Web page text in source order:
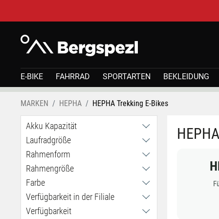
E-BIKE FAHRRAD SPORTARTEN BEKLEIDUNG
MARKEN HEPHA HEPHA Trekking E-Bikes
Akku Kapazität
600Wh
708Wh
800Wh
Laufradgröße
27,5 Zoll
28 Zoll
Rahmenform
Easy Entry / tiefer Einstieg
Unisex / hoher Einstieg
Rahmengröße
L
M
XL
Farbe
Verfügbarkeit in der Filiale
Haid
Verfügbarkeit